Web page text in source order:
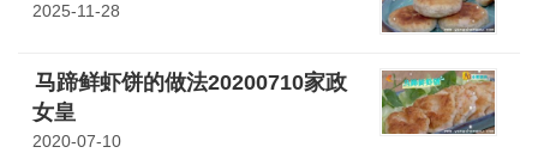
2025-11-28
马蹄鲜虾饼的做法20200710家政
女皇
2020-07-10